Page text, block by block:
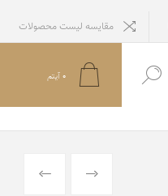
مقایسه لیست محصولات
0 آيتم
بعدي